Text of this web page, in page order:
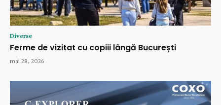
Diverse
Ferme de vizitat cu copiii lângă București
mai 28, 2026